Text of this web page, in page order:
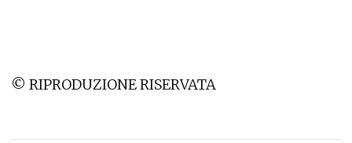
© RIPRODUZIONE RISERVATA